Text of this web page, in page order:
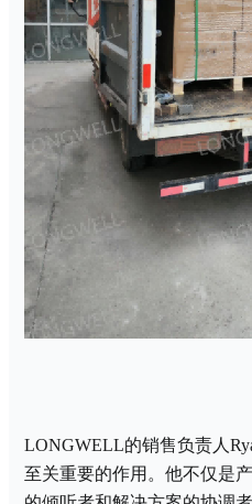
LONGWELL的销售负责人
至关重要的作用。他不仅是